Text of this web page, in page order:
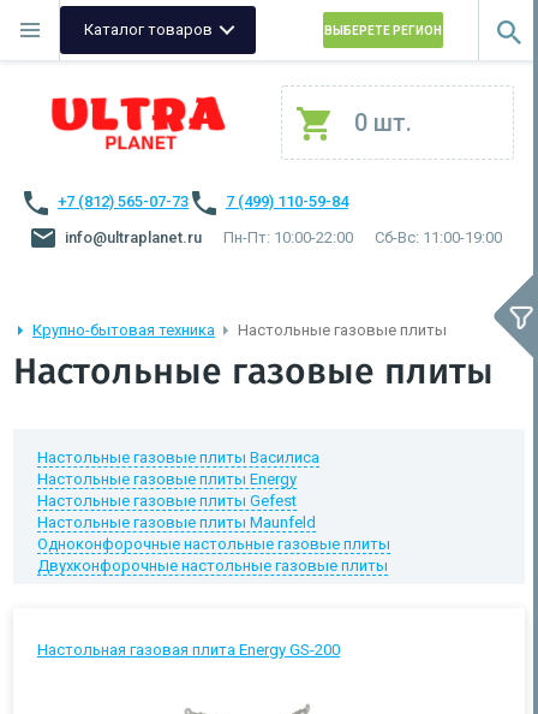
Каталог товаров ВЫБЕРЕТЕ РЕГИОН
0 шт.
+7 (812) 565-07-73
7 (499) 110-59-84
info@ultraplanet.ru
Пн-Пт: 10:00-22:00 Сб-Вс: 11:00-19:00
Крупно-бытовая техника Настольные газовые плиты
Настольные газовые плиты
Настольные газовые плиты Василиса
Настольные газовые плиты Energy
Настольные газовые плиты Gefest
Настольные газовые плиты Maunfeld
Одноконфорочные настольные газовые плиты
Двухконфорочные настольные газовые плиты
Настольная газовая плита Energy GS-200